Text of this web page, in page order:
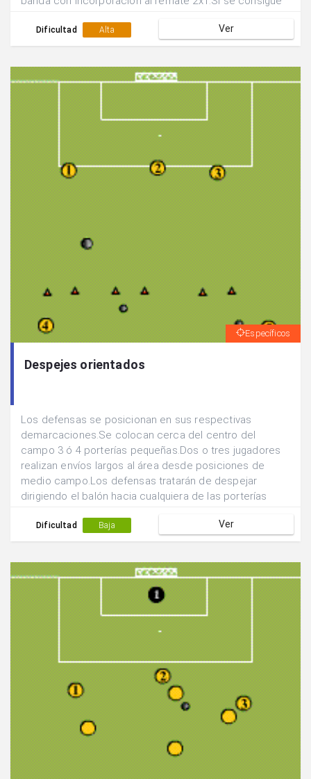
rotan las posiciones.
Dificultad Alta Ver
Específicos
Despejes orientados
Los defensas se posicionan en sus respectivas
demarcaciones.Se colocan cerca del centro del
campo 3 ó 4 porterías pequeñas.Dos o tres jugadores
realizan envíos largos al área desde posiciones de
medio campo.Los defensas tratarán de despejar
dirigiendo el balón hacia cualquiera de las porterías
éstas.Dificultad Baja Ver